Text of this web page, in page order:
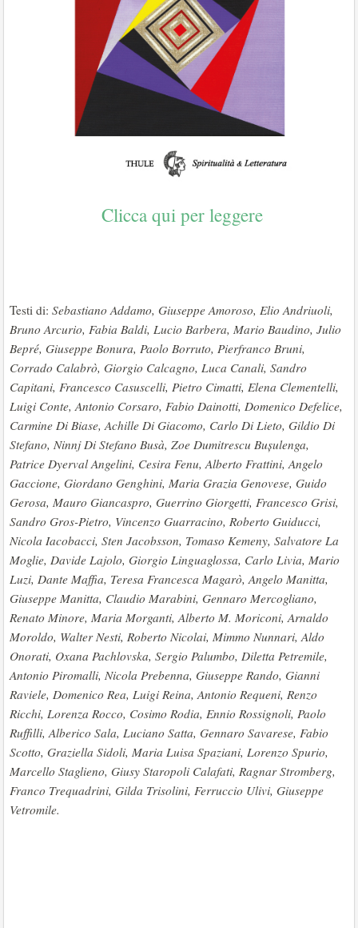
Clicca qui per leggere
Testi di:Sebastiano Addamo, Giuseppe Amoroso, Elio Andriuoli,
Bruno Arcurio, Fabia Baldi, Lucio Barbera, Mario Baudino, Julio
Bepré, Giuseppe Bonura, Paolo Borruto, Pierfranco Bruni,
Corrado Calabrò, Giorgio Calcagno, Luca Canali, Sandro
Capitani, Francesco Casuscelli, Pietro Cimatti, Elena Clementelli,
Luigi Conte, Antonio Corsaro, Fabio Dainotti, Domenico Defelice,
Carmine Di Biase, Achille Di Giacomo, Carlo Di Lieto, Gildio Di
Stefano, Ninnj Di Stefano Busà, Zoe Dumitrescu Bușulenga,
Patrice Dyerval Angelini, Cesira Fenu, Alberto Frattini, Angelo
Gaccione, Giordano Genghini, Maria Grazia Genovese, Guido
Gerosa, Mauro Giancaspro, Guerrino Giorgetti, Francesco Grisi,
Sandro Gros-Pietro, Vincenzo Guarracino, Roberto Guiducci,
Nicola Iacobacci, Sten Jacobsson, Tomaso Kemeny, Salvatore La
Moglie, Davide Lajolo, Giorgio Linguaglossa, Carlo Livia, Mario
Luzi, Dante Maffia, Teresa Francesca Magarò, Angelo Manitta,
Giuseppe Manitta, Claudio Marabini, Gennaro Mercogliano,
Renato Minore, Maria Morganti, Alberto M. Moriconi, Arnaldo
Moroldo, Walter Nesti, Roberto Nicolai, Mimmo Nunnari, Aldo
Onorati, Oxana Pachlovska, Sergio Palumbo, Diletta Petremile,
Antonio Piromalli, Nicola Prebenna, Giuseppe Rando, Gianni
Raviele, Domenico Rea, Luigi Reina, Antonio Requeni, Renzo
Ricchi, Lorenza Rocco, Cosimo Rodia, Ennio Rossignoli, Paolo
Ruffilli, Alberico Sala, Luciano Satta, Gennaro Savarese, Fabio
Scotto, Graziella Sidoli, Maria Luisa Spaziani, Lorenzo Spurio,
Marcello Staglieno, Giusy Staropoli Calafati, Ragnar Stromberg,
Franco Trequadrini, Gilda Trisolini, Ferruccio Ulivi, Giuseppe
Vetromile.